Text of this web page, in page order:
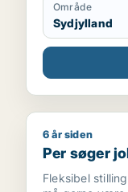
Område
Sydjylland
Per søger
6 år siden
Per søger
Fleksibel